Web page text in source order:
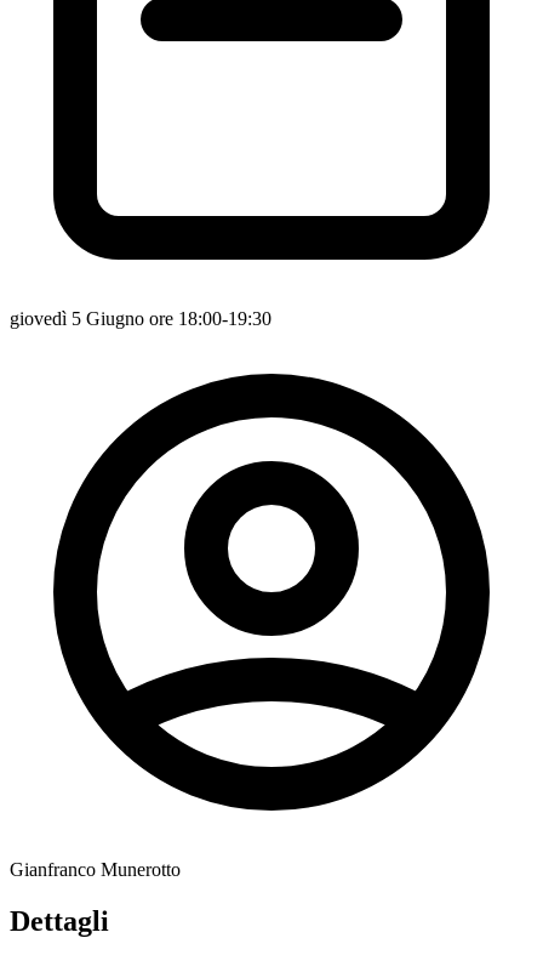
giovedì 5 Giugno ore 18:00-19:30
Gianfranco Munerotto
Dettagli